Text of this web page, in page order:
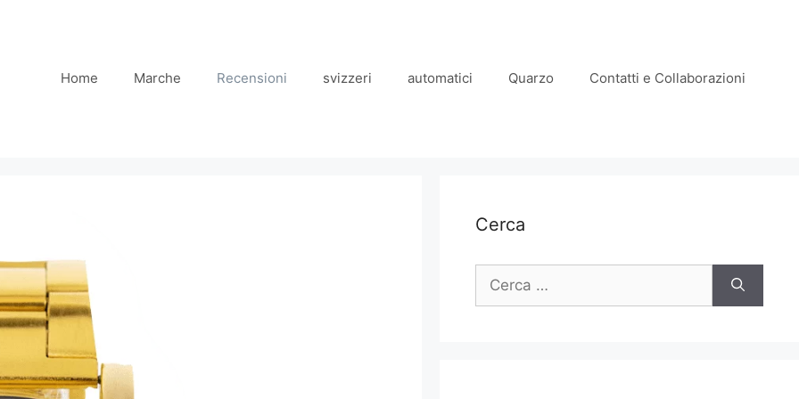
Home Marche Recensioni svizzeri automatici Quarzo Contatti e Collaborazioni
Cerca
per: